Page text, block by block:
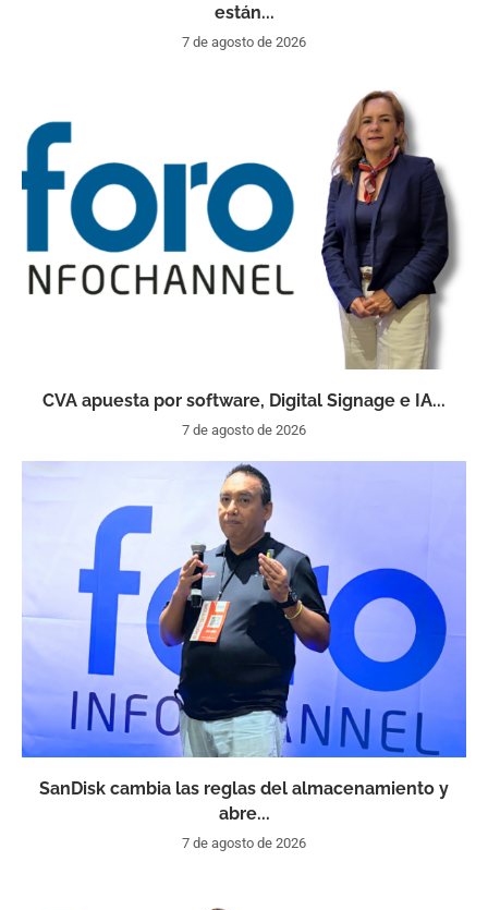
están...
7 de agosto de 2026
CVA apuesta por software, Digital Signage e IA...
7 de agosto de 2026
SanDisk cambia las reglas del almacenamiento y
abre...
7 de agosto de 2026